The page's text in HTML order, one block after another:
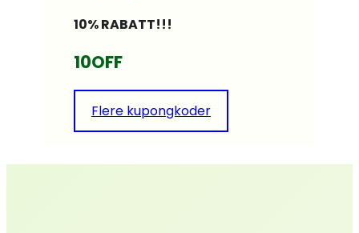
10% RABATT!!!
10OFF
Flere kupongkoder